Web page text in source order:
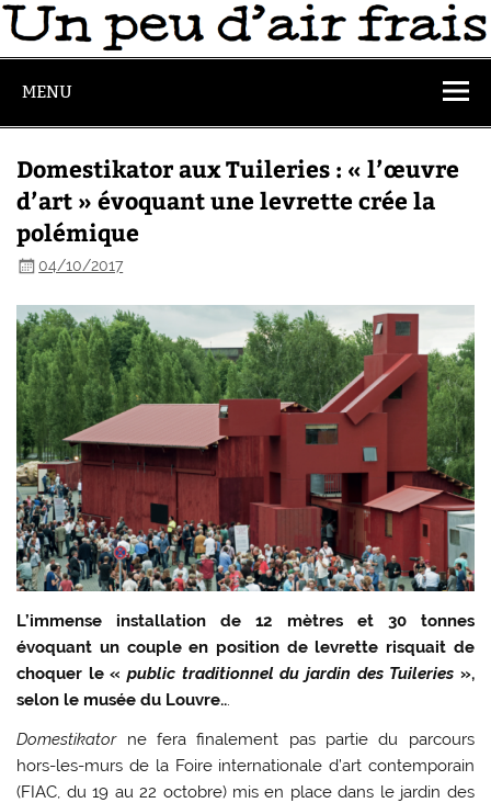
MENU
Domestikator aux Tuileries : « l’œuvre
d’art » évoquant une levrette crée la
polémique
04/10/2017
L’immense installation de 12 mètres et 30 tonnes
évoquant un couple en position de levrette risquait de
choquer le «public traditionnel du jardin des Tuileries »,
selon le musée du Louvre...
Domestikatorne fera finalement pas partie du parcours
hors-les-murs de la Foire internationale d’art contemporain
(FIAC, du 19 au 22 octobre) mis en place dans le jardin des